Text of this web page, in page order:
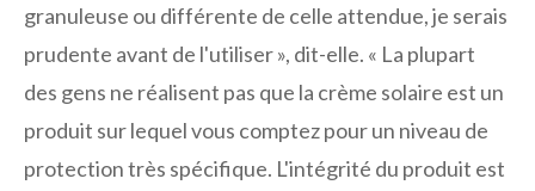
granuleuse ou différente de celle attendue, je serais
prudente avant de l'utiliser », dit-elle. « La plupart
des gens ne réalisent pas que la crème solaire est un
produit sur lequel vous comptez pour un niveau de
protection très spécifique. L'intégrité du produit est